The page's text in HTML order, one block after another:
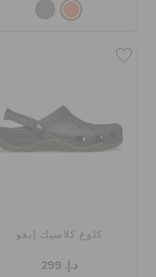
كلوغ كلاسيك إيفو
د.إ. 299